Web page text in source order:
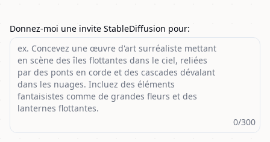
Donnez-moi une invite StableDiffusion pour:
0/300